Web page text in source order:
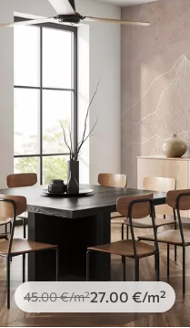
45.00€/m²27.00 €/m²